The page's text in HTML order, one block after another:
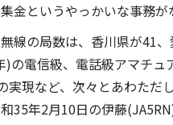
金というやっかいな事務が
線の局数は、香川県が41
の電信級、電話級アマチ
実現など、次々とあわただ
35年2月10日の伊藤